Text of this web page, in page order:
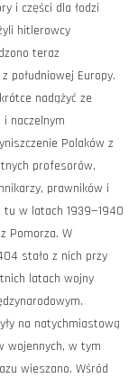
i części dla łodzi
hitlerowcy
teraz
południowej Europy.
nadążyć ze
naczelnym
Polaków z
profesorów,
prawników i
tu w latach 1939—1940
Pomorza. W
stało z nich przy
latach wojny
na natychmiastową
wojennych, w tym
wieszano. Wśród